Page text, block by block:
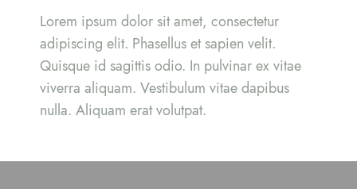
Lorem ipsum dolor sit amet, consectetur
adipiscing elit. Phasellus et sapien velit.
Quisque id sagittis odio. In pulvinar ex vitae
viverra aliquam. Vestibulum vitae dapibus
nulla. Aliquam erat volutpat.